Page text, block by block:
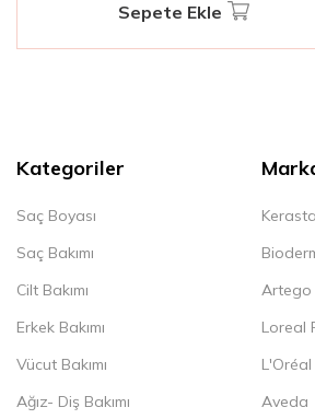
Sepete Ekle
Kategoriler
Saç Boyası
Saç Bakımı
Cilt Bakımı
Erkek Bakımı
Vücut Bakımı
Ağız- Diş Bakımı
Artego
Loreal
Aveda